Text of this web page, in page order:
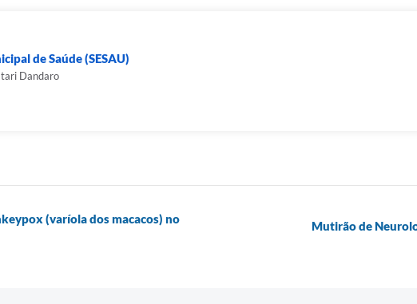
de Saúde (SESAU)
Dandaro
(varíola dos macacos) no
Mutirão de